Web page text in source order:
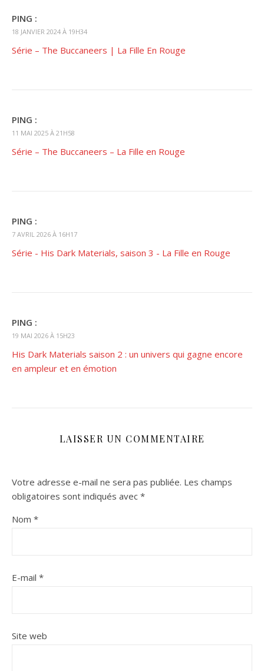
PING :
18 JANVIER 2024 À 19H34
Série – The Buccaneers | La Fille En Rouge
PING :
11 MAI 2025 À 21H58
Série – The Buccaneers – La Fille en Rouge
PING :
7 AVRIL 2026 À 16H17
Série - His Dark Materials, saison 3 - La Fille en Rouge
PING :
19 MAI 2026 À 15H23
His Dark Materials saison 2 : un univers qui gagne encore
en ampleur et en émotion
LAISSER UN COMMENTAIRE
Votre adresse e-mail ne sera pas publiée. Les champs
obligatoires sont indiqués avec *
Nom *
E-mail *
Site web